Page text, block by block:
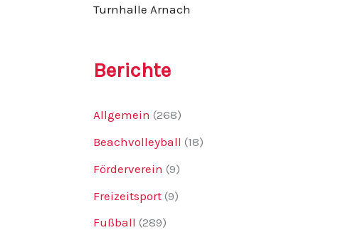
Turnhalle Arnach
Berichte
Allgemein (268)
Beachvolleyball (18)
Förderverein (9)
Freizeitsport (9)
Fußball (289)